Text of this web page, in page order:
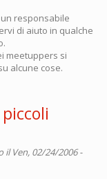
responsabile
di aiuto in qualche
meetuppers si
alcune cose.
il Ven, 02/24/2006 -